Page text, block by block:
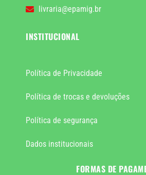
livraria@epamig.br
INSTITUCIONAL
Política de Privacidade
Política de trocas e devoluções
Política de segurança
Dados institucionais
FORMAS DE